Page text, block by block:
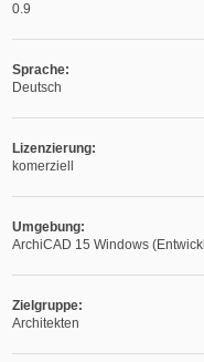
0.9
Sprache:
Deutsch
Lizenzierung:
komerziell
Umgebung:
ArchiCAD 15 Windows
Zielgruppe:
Architekten